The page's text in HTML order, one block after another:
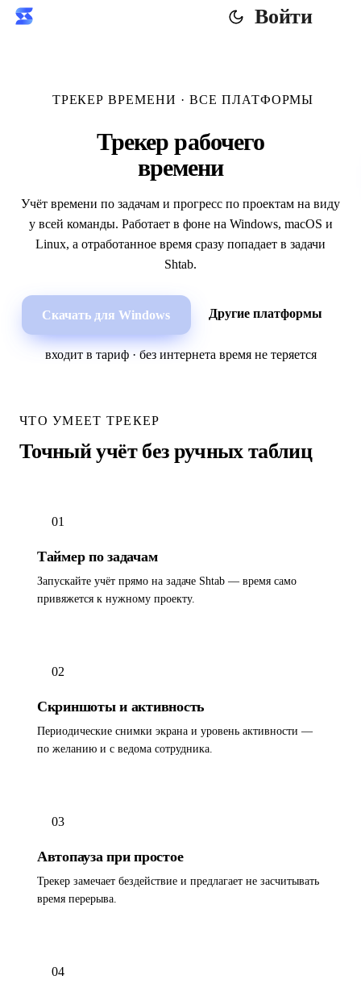
Войти
ТРЕКЕР ВРЕМЕНИ · ВСЕ ПЛАТФОРМЫ
Трекер рабочего
времени
Учёт времени по задачам и прогресс по проектам на виду
у всей команды. Работает в фоне на Windows, macOS и
Linux, а отработанное время сразу попадает в задачи
Shtab.
Скачать для Windows Другие платформы
входит в тариф · без интернета время не теряется
ЧТО УМЕЕТ ТРЕКЕР
Точный учёт без ручных таблиц
01
Таймер по задачам
Запускайте учёт прямо на задаче Shtab — время само
привяжется к нужному проекту.
02
Скриншоты и активность
Периодические снимки экрана и уровень активности —
по желанию и с ведома сотрудника.
03
Автопауза при простое
Трекер замечает бездействие и предлагает не засчитывать
время перерыва.
04